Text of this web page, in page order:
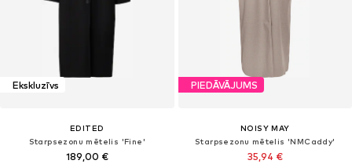
Ekskluzīvs
EDITED
Starpsezonu mētelis 'Fine'
189,00 €
PIEDĀVĀJUMS
NOISY MAY
Starpsezonu mētelis 'NMCaddy'
35,94 €